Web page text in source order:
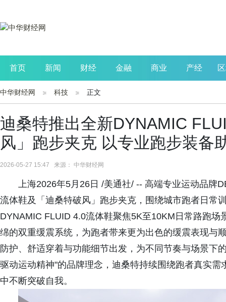
首页 新闻 财经 金融 商业 产经
公司 生活 读书
中华财经网 科技 正文
迪桑特推出全新DYNAMIC
风」跑步夹克 以专业跑步装备
2026-05-27 15:47 来源： 中华财经网
上海2026年5月26日 /美通社/ -- 高端专业运动品牌
流体鞋及「迪桑特破风」跑步夹克，围绕城市跑者日常
DYNAMIC FLUID 4.0流体鞋聚焦5K至10KM日常路跑
绵的双重缓震系统，为跑者带来更为出色的缓震表现与
防护、舒适穿着与功能细节出发，为不同节奏与场景下
驱动运动精神"的品牌理念，迪桑特持续围绕跑者真实
中不断突破自我。